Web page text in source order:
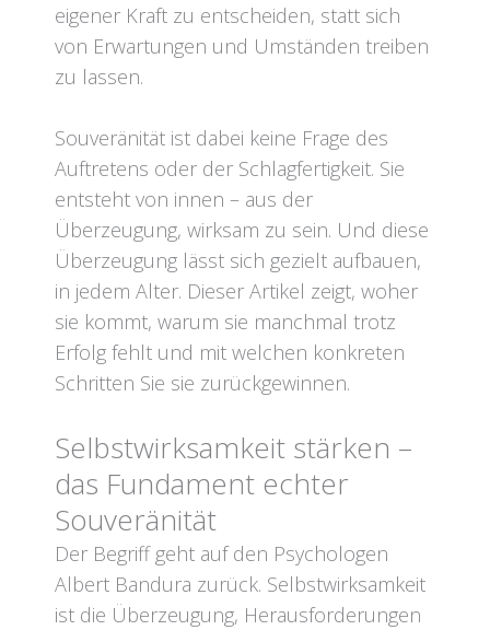
eigener Kraft zu entscheiden, statt sich
von Erwartungen und Umständen treiben
zu lassen.
Souveränität ist dabei keine Frage des
Auftretens oder der Schlagfertigkeit. Sie
entsteht von innen – aus der
Überzeugung, wirksam zu sein. Und diese
Überzeugung lässt sich gezielt aufbauen,
in jedem Alter. Dieser Artikel zeigt, woher
sie kommt, warum sie manchmal trotz
Erfolg fehlt und mit welchen konkreten
Schritten Sie sie zurückgewinnen.
Selbstwirksamkeit stärken –
das Fundament echter
Souveränität
Der Begriff geht auf den Psychologen
Albert Bandura zurück. Selbstwirksamkeit
ist die Überzeugung, Herausforderungen